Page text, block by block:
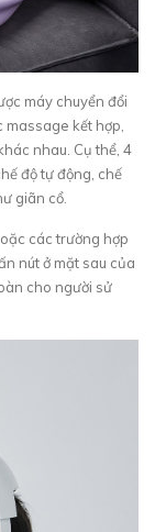
máy chuyển đổi
kết hợp,
nhau. Cụ thể, 4
độ tự động, chế
giãn cổ.
các trường hợp
nút ở mặt sau của
cho người sử